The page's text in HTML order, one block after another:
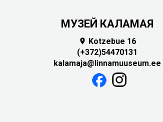
МУЗЕЙ КАЛАМАЯ
 Kotzebue 16
(+372)54470131
kalamaja@linnamuuseum.ee